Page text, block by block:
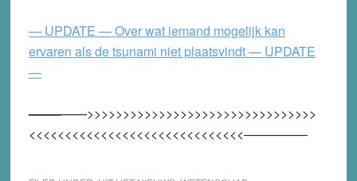
— UPDATE — Over wat iemand mogelijk kan
ervaren als de tsunami niet plaatsvindt — UPDATE
—
——–——>>>>>>>>>>>>>>>>>>>>>>>>>>>>>>>>
<<<<<<<<<<<<<<<<<<<<<<<<<<<<<<—————